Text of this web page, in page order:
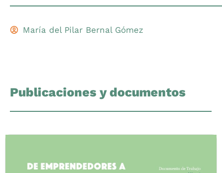
María del Pilar Bernal Gómez
Publicaciones y documentos